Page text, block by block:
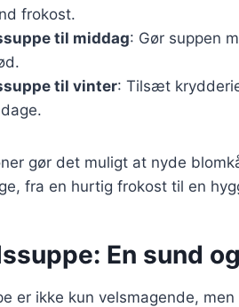
frokost.
til middag: Gør suppen
til vinter: Tilsæt
gør det muligt at nyde
fra en hurtig frokost til en
En sund
er ikke kun velsmagende,